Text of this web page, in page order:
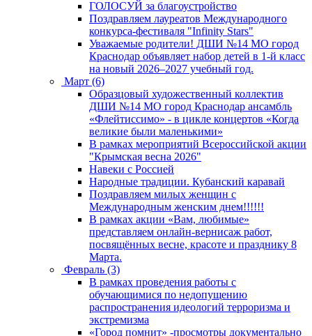
ГОЛОСУЙ за благоустройство
Поздравляем лауреатов Международного
конкурса-фестиваля "Infinity Stars"
Уважаемые родители! ДШИ №14 МО город
Краснодар объявляет набор детей в 1-й класс
на новый 2026–2027 учебный год.
Март (6)
Образцовый художественный коллектив
ДШИ №14 МО город Краснодар ансамбль
«Флейтиссимо» - в цикле концертов «Когда
великие были маленькими»
В рамках мероприятий Всероссийской акции
"Крымская весна 2026"
Навеки с Россией
Народные традиции. Кубанский каравай
Поздравляем милых женщин с
Международным женским днем!!!!!!
В рамках акции «Вам, любимые»
представляем онлайн-вернисаж работ,
посвящённых весне, красоте и празднику 8
Марта.
Февраль (3)
В рамках проведения работы с
обучающимися по недопущению
распространения идеологий терроризма и
экстремизма
«Город помнит» -просмотры документально